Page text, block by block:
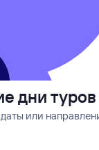
дни туров
или